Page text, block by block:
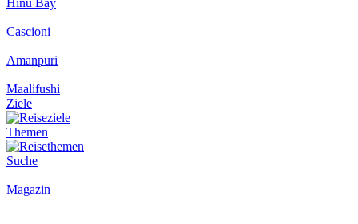
Hinu Bay
Cascioni
Amanpuri
Maalifushi
Ziele
Themen
Suche
Magazin